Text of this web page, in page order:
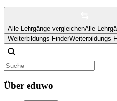
Alle Lehrgänge vergleichenAlle
Weiterbildungs-FinderWeiterbildungs-
Über eduwo